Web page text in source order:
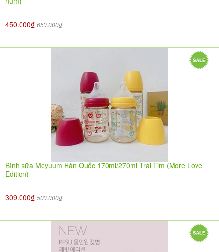
450.000₫ 650.000₫
Bình sữa Moyuum Hàn Quốc 170ml/270ml Trái Tim (More Love
Edition)
309.000₫ 500.000₫